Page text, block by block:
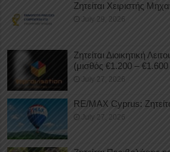
Ζητείται Χειριστής
July 29, 2026
Ζητείται Διοικητική
(μισθός €1.200 –
July 27, 2026
RE/MAX Cyprus:
July 27, 2026